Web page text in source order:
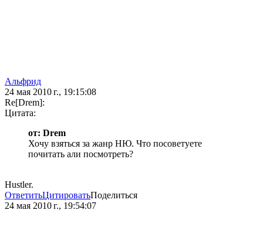
Альфрид
24 мая 2010 г., 19:15:08
Re[Drem]:
Цитата:
от: Drem
Хочу взяться за жанр НЮ. Что посоветуете
почитать али посмотреть?
Hustler.
ОтветитьЦитироватьПоделиться
24 мая 2010 г., 19:54:07